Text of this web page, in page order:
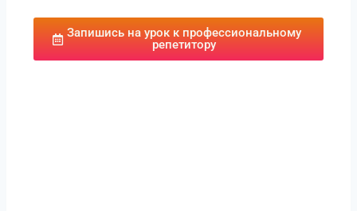
Запишись на урок к профессиональному
репетитору